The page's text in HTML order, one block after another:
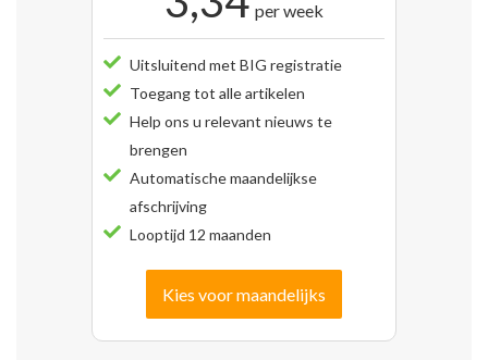
per week
Uitsluitend met BIG registratie
Toegang tot alle artikelen
Help ons u relevant nieuws te
brengen
Automatische maandelijkse
afschrijving
Looptijd 12 maanden
Kies voor maandelijks